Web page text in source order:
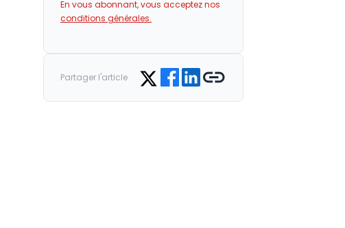
En vous abonnant, vous acceptez nos
conditions générales.
Partager l'article Share on Twitter
Share on Facebook
Share on LinkedIn
Copy link